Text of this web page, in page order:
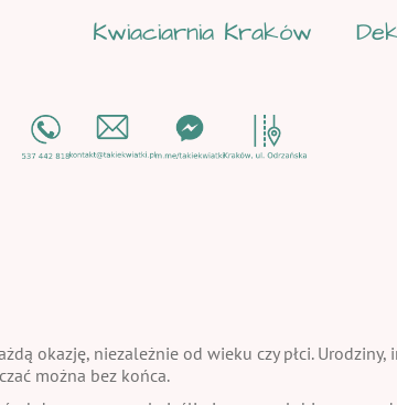
Kwiaciarnia Kraków
okazję, niezależnie od wieku czy płci.
można bez końca.